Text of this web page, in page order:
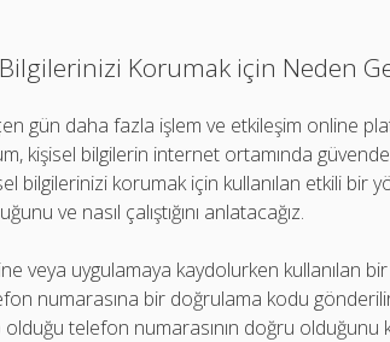
Bilgilerinizi Korumak için Neden
gün daha fazla işlem ve etkileşim online
kişisel bilgilerin internet ortamında
bilgilerinizi korumak için kullanılan etkili
ve nasıl çalıştığını anlatacağız.
veya uygulamaya kaydolurken kullanılan
numarasına bir doğrulama kodu
telefon numarasının doğru olduğunu